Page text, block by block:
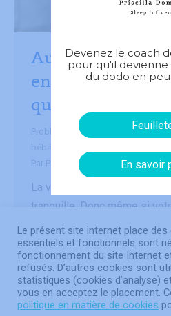
Au secours!
enfant dort
qu’avant?
Problèmes de sommeil Sommeil
bébé
Par Priscilla Domicent 23 avril
La vie de parents n’est pas
tranquille. Donc même si
faire ses nuits dès son
pas « Victoire ! » trop
sont pas des mignons
préprogrammés. Il y aura
dans la vie de votre petit
Le présent site internet place
essentiels et fonctionnels sont
fonctionnement du site Internet
refusés. D’autres cookies sont
statistiques (cookies d’analyse)
vous en acceptez le placement.
politique en matière de cookies
Devenez le coach
pour qu'il
du dodo en
En savoir